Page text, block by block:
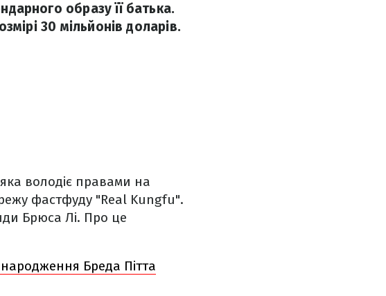
образу її батька.
30 мільйонів доларів.
володіє правами на
фастфуду "Real Kungfu".
Брюса Лі. Про це
Бреда Пітта